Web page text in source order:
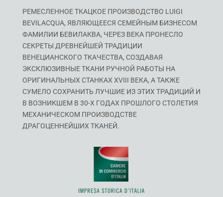
РЕМЕСЛЕННОЕ ТКАЦКОЕ ПРОИЗВОДСТВО LUIGI
BEVILACQUA, ЯВЛЯЮЩЕЕСЯ СЕМЕЙНЫМ БИЗНЕСОМ
ФАМИЛИИ БЕВИЛАКВА, ЧЕРЕЗ ВЕКА ПРОНЕСЛО
СЕКРЕТЫ ДРЕВНЕЙШЕЙ ТРАДИЦИИ
ВЕНЕЦИАНСКОГО ТКАЧЕСТВА, СОЗДАВАЯ
ЭКСКЛЮЗИВНЫЕ ТКАНИ РУЧНОЙ РАБОТЫ НА
ОРИГИНАЛЬНЫХ СТАНКАХ XVIII ВЕКА, А ТАКЖЕ
СУМЕЛО СОХРАНИТЬ ЛУЧШИЕ ИЗ ЭТИХ ТРАДИЦИЙ И
В ВОЗНИКШЕМ В 30-Х ГОДАХ ПРОШЛОГО СТОЛЕТИЯ
МЕХАНИЧЕСКОМ ПРОИЗВОДСТВЕ
ДРАГОЦЕННЕЙШИХ ТКАНЕЙ.